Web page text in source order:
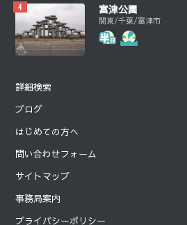
富津公園
関東/千葉/富津市
詳細検索
ブログ
はじめての方へ
問い合わせフォーム
サイトマップ
事務局案内
プライバシーポリシー